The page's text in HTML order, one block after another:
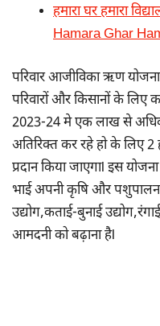
हमारा घर हमारा
Hamara Ghar
परिवार आजीविका ऋण योजना
परिवारों और किसानों के लिए
2023-24 मे एक लाख से अधिक
अतिरिक्त कर रहे हो के लिए
प्रदान किया जाएगाl इस
भाई अपनी कृषि और
उद्योग,कताई-बुनाई
आमदनी को बढ़ाना हैl